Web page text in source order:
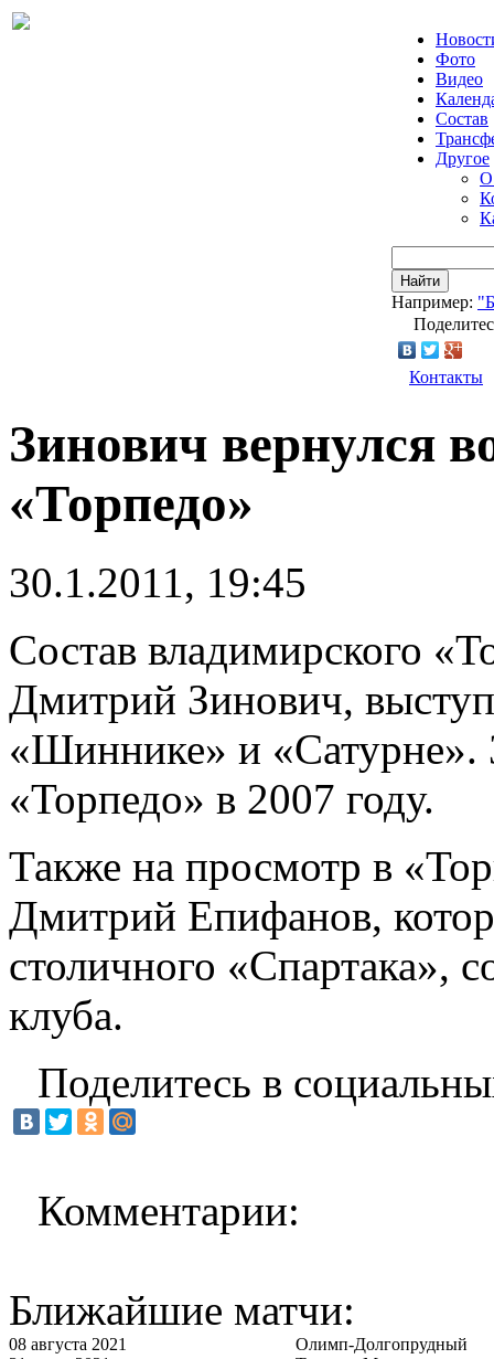
Фото
Видео
Состав
Другое
О
Найти
Например:
Контакты
Зинович вернулся
«Торпедо»
30.1.2011, 19:45
Состав владимирского
Дмитрий Зинович,
«Шиннике» и «Сатурне».
«Торпедо» в 2007 году.
Также на просмотр в
Дмитрий Епифанов,
столичного «Спартака»,
клуба.
Поделитесь в
Комментарии:
Ближайшие матчи:
08 августа 2021
Олимп-Долгопрудный